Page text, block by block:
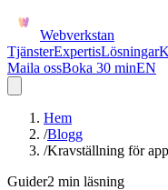
Webverkstan
TjänsterExpertisLösningar
Maila ossBoka 30 minEN
Hem
/Blogg
/Kravställning för
Guider2 min läsning